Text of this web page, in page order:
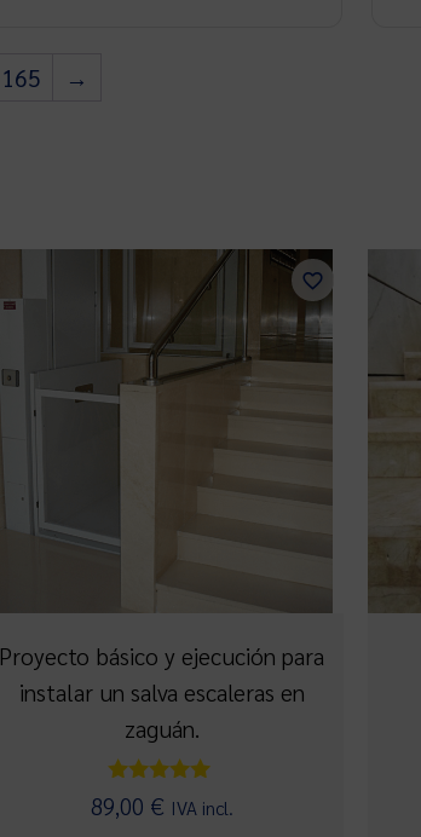
165 →
Proyecto básico y ejecución para
instalar un salva escaleras en
zaguán.
Valorado con
5.00
89,00 € IVA incl.